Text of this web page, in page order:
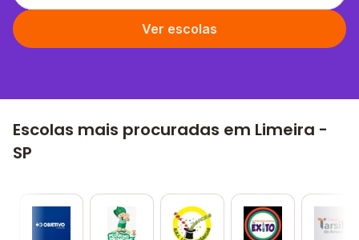
Ver escolas
Escolas mais procuradas em Limeira -
SP